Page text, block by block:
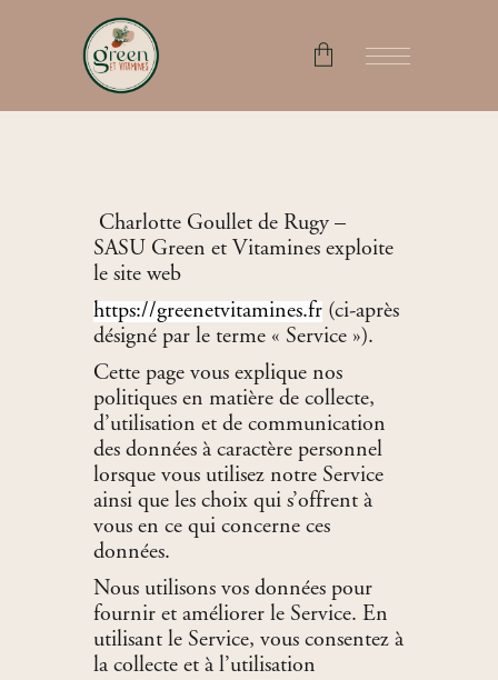
Charlotte Goullet de Rugy –
SASU Green et Vitamines exploite
le site web
https://greenetvitamines.fr (ci-après
désigné par le terme « Service »).
Cette page vous explique nos
politiques en matière de collecte,
d’utilisation et de communication
des données à caractère personnel
lorsque vous utilisez notre Service
ainsi que les choix qui s’offrent à
vous en ce qui concerne ces
données.
Nous utilisons vos données pour
fournir et améliorer le Service. En
utilisant le Service, vous consentez à
la collecte et à l’utilisation